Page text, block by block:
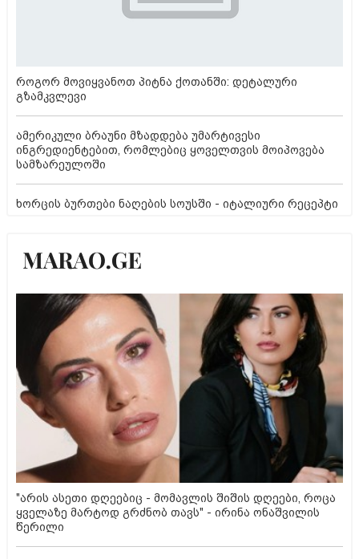
როგორ მოვიყვანოთ პიტნა ქოთანში: დეტალური
გზამკვლევი
ამერიკული ბრაუნი მზადდება უმარტივესი
ინგრედიენტებით, რომლებიც ყოველთვის მოიპოვება
სამზარეულოში
ხორცის ბურთები ნაღების სოუსში - იტალიური რეცეპტი
"არის ასეთი დღეებიც - მომავლის შიშის დღეები, როცა
ყველაზე მარტოდ გრძნობ თავს" - ირინა ონაშვილის
წერილი